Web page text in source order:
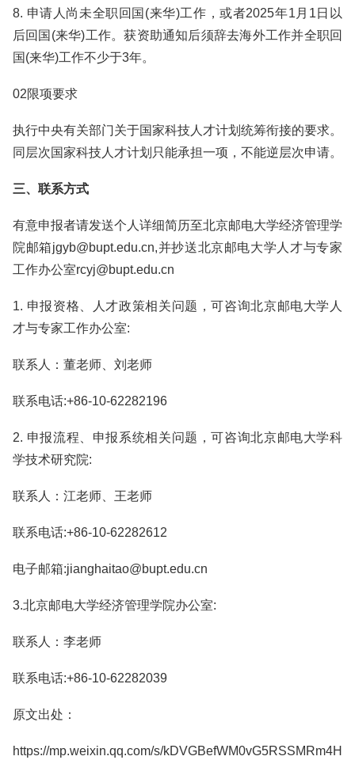
8. 申请人尚未全职回国(来华)工作，或者2025年1月1日以
后回国(来华)工作。获资助通知后须辞去海外工作并全职回
国(来华)工作不少于3年。
02限项要求
执行中央有关部门关于国家科技人才计划统筹衔接的要求。
同层次国家科技人才计划只能承担一项，不能逆层次申请。
三、联系方式
有意申报者请发送个人详细简历至北京邮电大学经济管理学
院邮箱jgyb@bupt.edu.cn,并抄送北京邮电大学人才与专家
工作办公室rcyj@bupt.edu.cn
1. 申报资格、人才政策相关问题，可咨询北京邮电大学人
才与专家工作办公室:
联系人：董老师、刘老师
联系电话:+86-10-62282196
2. 申报流程、申报系统相关问题，可咨询北京邮电大学科
学技术研究院:
联系人：江老师、王老师
联系电话:+86-10-62282612
电子邮箱:jianghaitao@bupt.edu.cn
3.北京邮电大学经济管理学院办公室:
联系人：李老师
联系电话:+86-10-62282039
原文出处：
https://mp.weixin.qq.com/s/kDVGBefWM0vG5RSSMRm4H